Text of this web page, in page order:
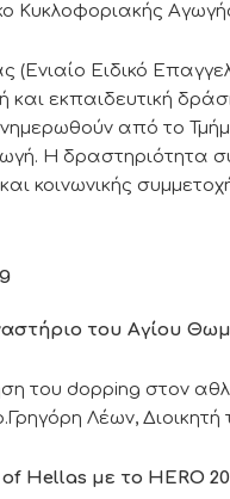
Κυκλοφοριακής
Ειδικό
και εκπαιδευτική
από το
Η δραστηριότητα
κοινωνικής
του Αγίου
του dopping στον
Λέων,
of Hellas με το HERO